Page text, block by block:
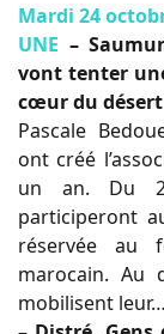
Mardi 24
UNE –
vont tenter
cœur du
Pascale
ont créé
un an. Du
participeront
réservée au
marocain. Au
mobilisent